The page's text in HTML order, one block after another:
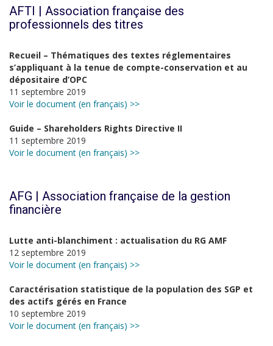
AFTI | Association française des
professionnels des titres
Recueil – Thématiques des textes réglementaires
s’appliquant à la tenue de compte-conservation et au
dépositaire d’OPC
11 septembre 2019
Voir le document (en français) >>
Guide – Shareholders Rights Directive II
11 septembre 2019
Voir le document (en français) >>
AFG | Association française de la gestion
financière
Lutte anti-blanchiment : actualisation du RG AMF
12 septembre 2019
Voir le document (en français) >>
Caractérisation statistique de la population des SGP et
des actifs gérés en France
10 septembre 2019
Voir le document (en français) >>